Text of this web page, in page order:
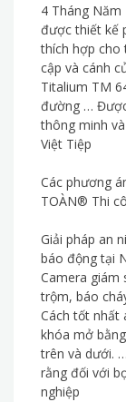
4 Tháng
được thiết kế
thích hợp cho
cập và cánh
Titalium TM
đường …
thông minh
Việt Tiệp
Các phương
TOÀN® Thi
Giải pháp an
báo động tại
Camera giám
trộm, báo
Cách tốt nhất
khóa mở
trên và dưới.
rằng đối với
nghiệp